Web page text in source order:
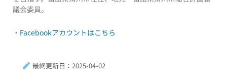
議会委員。
・ Facebookアカウントはこちら
最終更新日：2025-04-02